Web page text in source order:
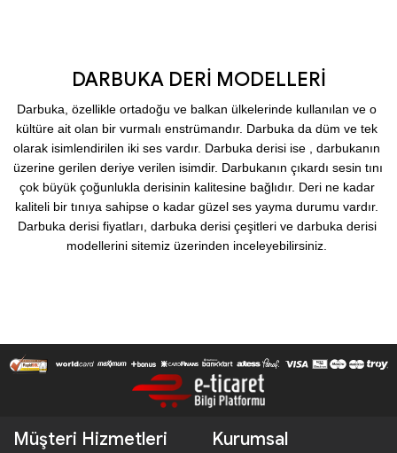
DARBUKA DERİ MODELLERİ
Darbuka, özellikle ortadoğu ve balkan ülkelerinde kullanılan ve o
kültüre ait olan bir vurmalı enstrümandır. Darbuka da düm ve tek
olarak isimlendirilen iki ses vardır. Darbuka derisi ise , darbukanın
üzerine gerilen deriye verilen isimdir. Darbukanın çıkardı sesin tını
çok büyük çoğunlukla derisinin kalitesine bağlıdır. Deri ne kadar
kaliteli bir tınıya sahipse o kadar güzel ses yayma durumu vardır.
Darbuka derisi fiyatları, darbuka derisi çeşitleri ve darbuka derisi
modellerini sitemiz üzerinden inceleyebilirsiniz.
Müşteri Hizmetleri Kurumsal